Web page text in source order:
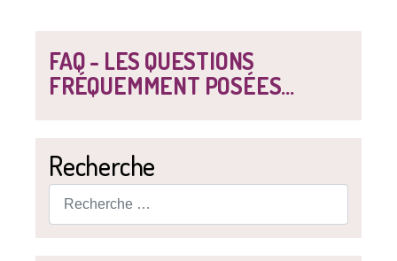
FAQ - LES QUESTIONS
FRÉQUEMMENT POSÉES...
Recherche